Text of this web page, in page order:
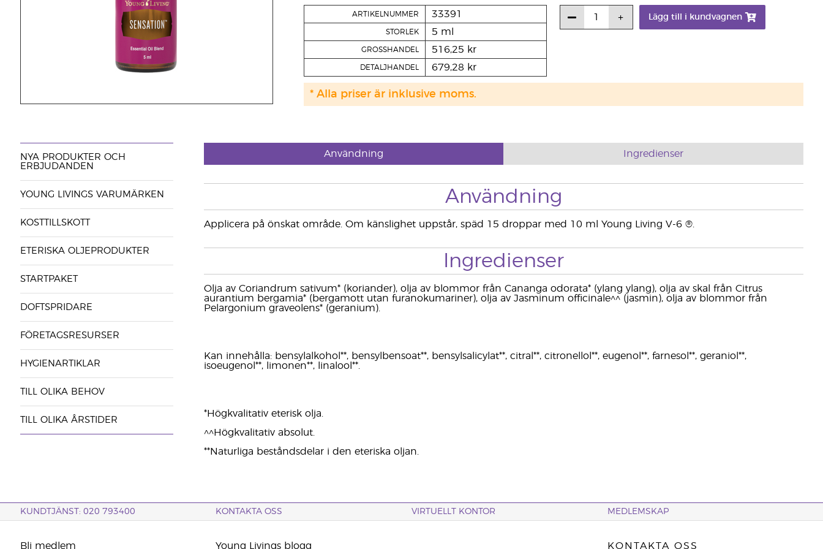
ARTIKELNUMMER 33391
STORLEK 5 ml
GROSSHANDEL 516,25 kr
DETALJHANDEL 679,28 kr
Lägg till i kundvagnen
* Alla priser är inklusive moms.
NYA PRODUKTER OCH
ERBJUDANDEN
YOUNG LIVINGS VARUMÄRKEN
KOSTTILLSKOTT
ETERISKA OLJEPRODUKTER
STARTPAKET
DOFTSPRIDARE
FÖRETAGSRESURSER
HYGIENARTIKLAR
TILL OLIKA BEHOV
TILL OLIKA ÅRSTIDER
Användning Ingredienser
Användning
Applicera på önskat område. Om känslighet uppstår, späd 15 droppar med 10 ml Young Living V-6 ®.
Ingredienser
Olja av Coriandrum sativum* (koriander), olja av blommor från Cananga odorata* (ylang ylang), olja av skal från Citrus
aurantium bergamia* (bergamott utan furanokumariner), olja av Jasminum officinale^^ (jasmin), olja av blommor från
Pelargonium graveolens* (geranium).
Kan innehålla: bensylalkohol**, bensylbensoat**, bensylsalicylat**, citral**, citronellol**, eugenol**, farnesol**, geraniol**,
isoeugenol**, limonen**, linalool**.
*Högkvalitativ eterisk olja.
^^Högkvalitativ absolut.
**Naturliga beståndsdelar i den eteriska oljan.
KUNDTJÄNST: 020 793400 KONTAKTA OSS VIRTUELLT KONTOR MEDLEMSKAP
Bli medlem Young Livings blogg KONTAKTA OSS